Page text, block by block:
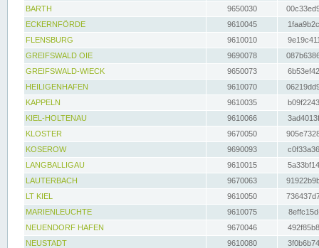
BARTH
9650030
ECKERNFÖRDE
9610045
FLENSBURG
9610010
GREIFSWALD OIE
9690078
GREIFSWALD-WIECK
9650073
HEILIGENHAFEN
9610070
KAPPELN
9610035
KIEL-HOLTENAU
9610066
KLOSTER
9670050
KOSEROW
9690093
LANGBALLIGAU
9610015
LAUTERBACH
9670063
LT KIEL
9610050
MARIENLEUCHTE
9610075
NEUENDORF HAFEN
9670046
NEUSTADT
9610080